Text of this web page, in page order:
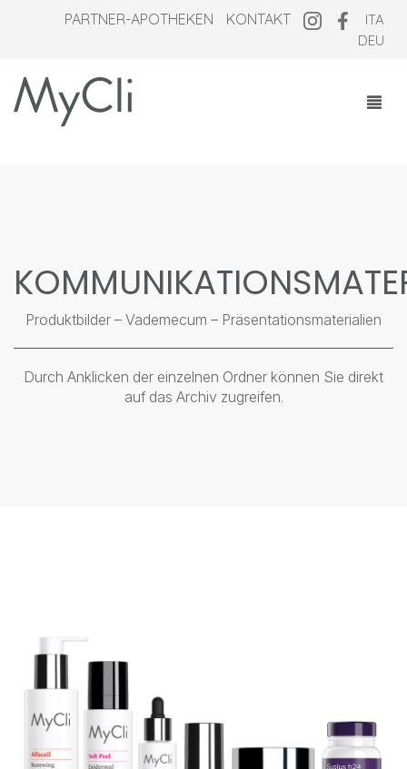
PARTNER-APOTHEKEN KONTAKT
ITA
DEU
MAGAZINE
Produktbilder – Vademecum – Präsentationsmaterialien
Durch Anklicken der einzelnen Ordner können Sie direkt
auf das Archiv zugreifen.